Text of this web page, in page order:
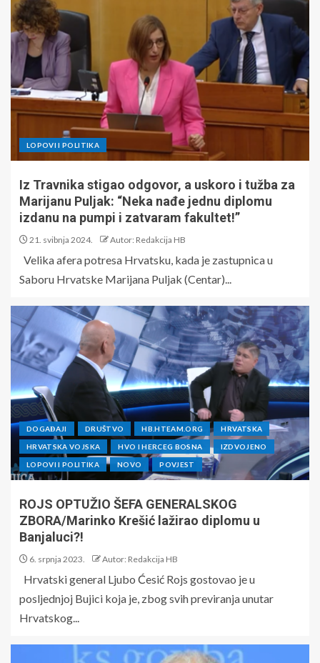
LOPOVI I POLITIKA
Iz Travnika stigao odgovor, a uskoro i tužba za
Marijanu Puljak: “Neka nađe jednu diplomu
izdanu na pumpi i zatvaram fakultet!”
21. svibnja 2024. Autor: Redakcija HB
Velika afera potresa Hrvatsku, kada je zastupnica u
Saboru Hrvatske Marijana Puljak (Centar)...
DOGAĐAJI DRUŠTVO HB.HTEAM.ORG HRVATSKA
HRVATSKA VOJSKA HVO I HERCEG BOSNA IZDVOJENO
LOPOVI I POLITIKA NOVO POVJEST
ROJS OPTUŽIO ŠEFA GENERALSKOG
ZBORA/Marinko Krešić lažirao diplomu u
Banjaluci?!
6. srpnja 2023. Autor: Redakcija HB
Hrvatski general Ljubo Ćesić Rojs gostovao je u
posljednjoj Bujici koja je, zbog svih previranja unutar
Hrvatskog...